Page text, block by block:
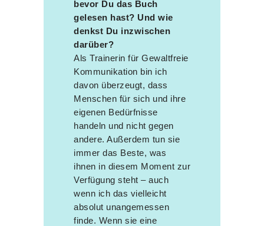
bevor Du das Buch
gelesen hast? Und wie
denkst Du inzwischen
darüber?
Als Trainerin für Gewaltfreie
Kommunikation bin ich
davon überzeugt, dass
Menschen für sich und ihre
eigenen Bedürfnisse
handeln und nicht gegen
andere. Außerdem tun sie
immer das Beste, was
ihnen in diesem Moment zur
Verfügung steht – auch
wenn ich das vielleicht
absolut unangemessen
finde. Wenn sie eine